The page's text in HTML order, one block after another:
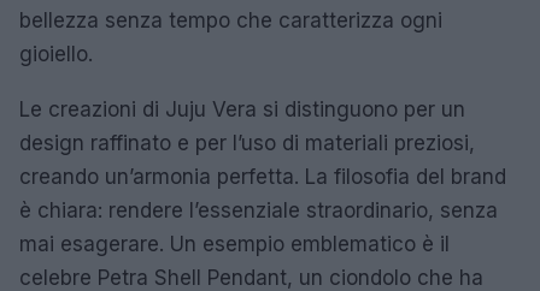
bellezza senza tempo che caratterizza ogni
gioiello.
Le creazioni di Juju Vera si distinguono per un
design raffinato e per l’uso di materiali preziosi,
creando un’armonia perfetta. La filosofia del brand
è chiara: rendere l’essenziale straordinario, senza
mai esagerare. Un esempio emblematico è il
celebre Petra Shell Pendant, un ciondolo che ha